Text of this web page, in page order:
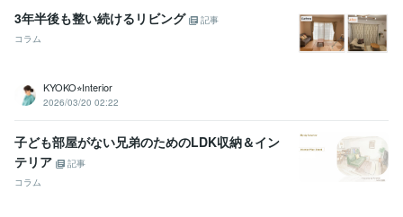
3年半後も整い続けるリビング
記事
コラム
KYOKO⭐︎Interior
2026/03/20 02:22
子ども部屋がない兄弟のためのLDK収納＆イン
テリア
記事
コラム